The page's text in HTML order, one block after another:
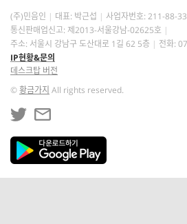
(주)민음인 대표: 박근섭 사업자번호: 211-88-
통신판매업신고: 제2013-서울강남-02625호
주소: 서울시 강남구 도산대로 1길 62 5층
전화:
IP현황&문의
데스크탑 버전
©황금가지 All rights reserved.